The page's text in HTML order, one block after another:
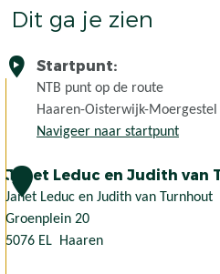
o
o
p
Dit ga je zien
Startpunt:
NTB punt op de route
Haaren-Oisterwijk-Moergestel
Navigeer naar startpunt
1
Janet Leduc en Judith van
Janet Leduc en Judith van Turnhout
Groenplein 20
5076 EL
Haaren